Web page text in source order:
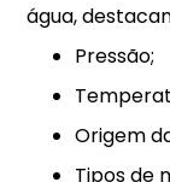
água,
Pressão;
Origem
Tipos de